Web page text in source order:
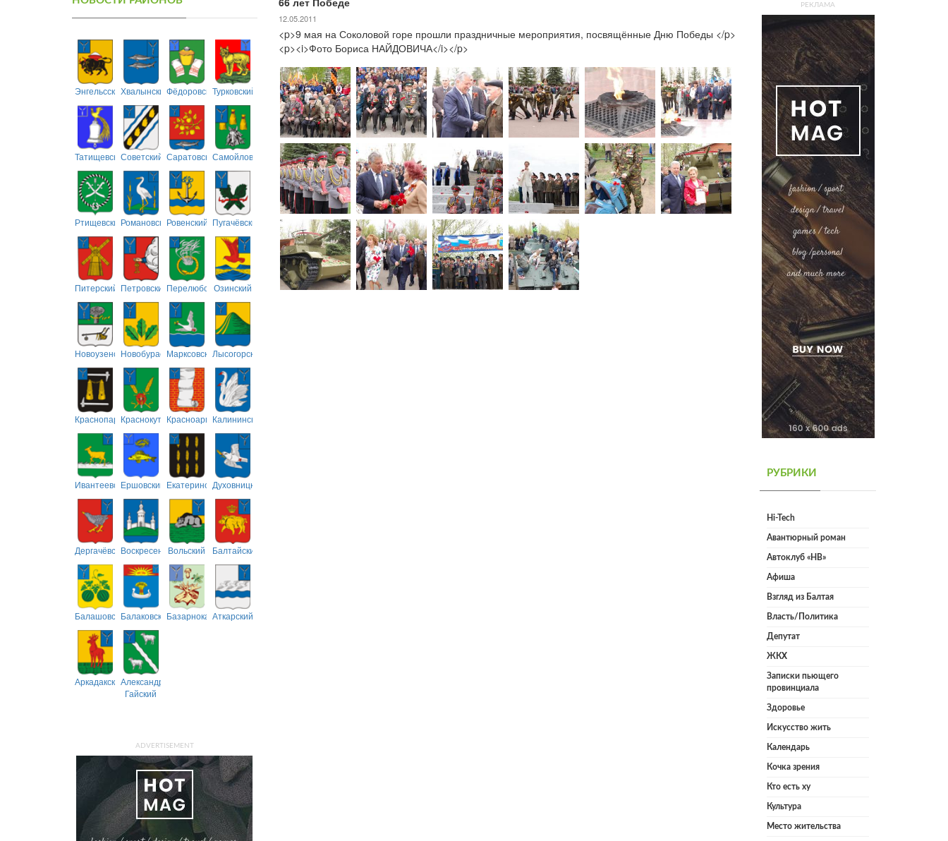
ЭнгельсскийХвалынскийФёдоровскийТурковский
ТатищевскийСоветский СаратовскийСамойловский
РтищевскийРомановскийРовенский Пугачёвский
Питерский ПетровскийПерелюбскийОзинский
НовоузенскийНовобурасскийМарксовскийЛысогорский
Краснопартизанский
КраснокутскийКрасноармейский
Калининский
ИвантеевскийЕршовский ЕкатериновскийДуховницкий
ДергачёвскийВоскресенскийВольский Балтайский
БалашовскийБалаковскийБазарнокарабулакский
Аткарский
АркадакскийАлександрово-
Гайский
ADVERTISEMENT
12.05.2011
<p>9 мая на Соколовой горе прошли праздничные мероприятия, посвящённые Дню Победы </p>
<p><i>Фото Бориса НАЙДОВИЧА</i></p>
РЕКЛАМА
РУБРИКИ
Hi-Tech
Авантюрный роман
Автоклуб «НВ»
Афиша
Взгляд из Балтая
Власть/Политика
Депутат
ЖКХ
Записки пьющего
провинциала
Здоровье
Искусство жить
Календарь
Кочка зрения
Кто есть ху
Культура
Место жительства